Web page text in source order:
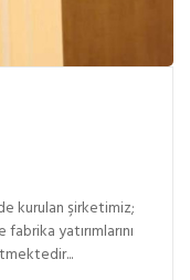
yatırımlarını